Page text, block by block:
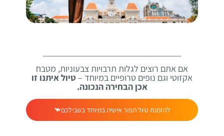
אם אתם רוצים לגלות תרבויות צבעוניות, מטבח
אקזוטי וגם נופים טרופיים במיוחד –טיול איתנו זו
אכן הבחירה הנכונה.
להזמנת טיול תפור אישית במיוחד בשבילכם